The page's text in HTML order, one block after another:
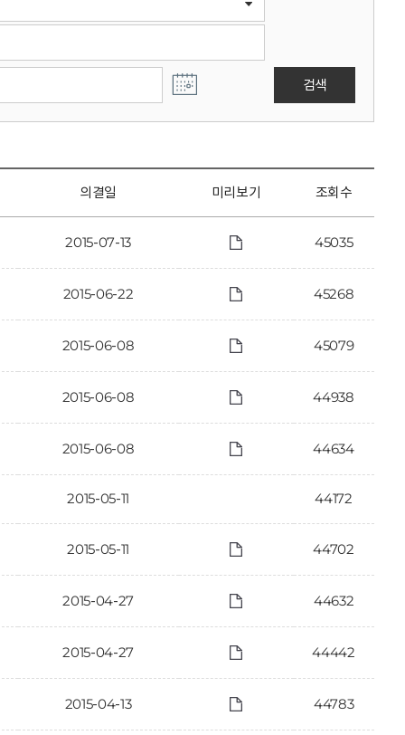
검색
의결일 미리보기 조회수
2015-07-13 45035
2015-06-22 45268
2015-06-08 45079
2015-06-08 44938
2015-06-08 44634
2015-05-11 44172
2015-05-11 44702
2015-04-27 44632
2015-04-27 44442
2015-04-13 44783